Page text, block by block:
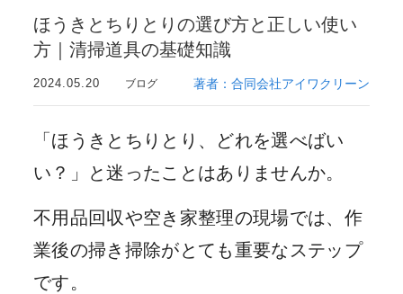
ほうきとちりとりの選び方と正しい使い
方｜清掃道具の基礎知識
2024.05.20 ブログ 著者：合同会社アイワクリーン
「ほうきとちりとり、どれを選べばい
い？」と迷ったことはありませんか。
不用品回収や空き家整理の現場では、作
業後の掃き掃除がとても重要なステップ
です。